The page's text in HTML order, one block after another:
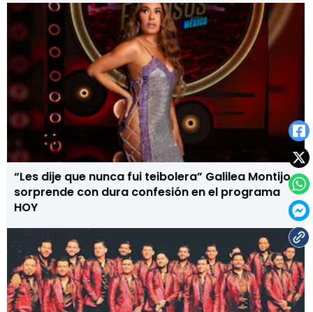
“Les dije que nunca fui teibolera” Galilea Montijo
sorprende con dura confesión en el programa
HOY